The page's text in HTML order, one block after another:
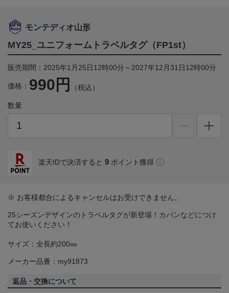
モンテディオ山形
MY25_ユニフォームトラベルタグ（FP1st）
販売期間：2025年1月25日12時00分～2027年12月31日12時00分
価格： 990円 （税込）
数量
楽天IDで決済すると 9 ポイント獲得
※ お客様都合によるキャンセルはお受けできません。
25シーズンデザインのトラベルタグが新登場！カバンなどにつけ
てお使いください！
サイズ：全長約200㎜
メーカー品番：my91873
返品・交換について